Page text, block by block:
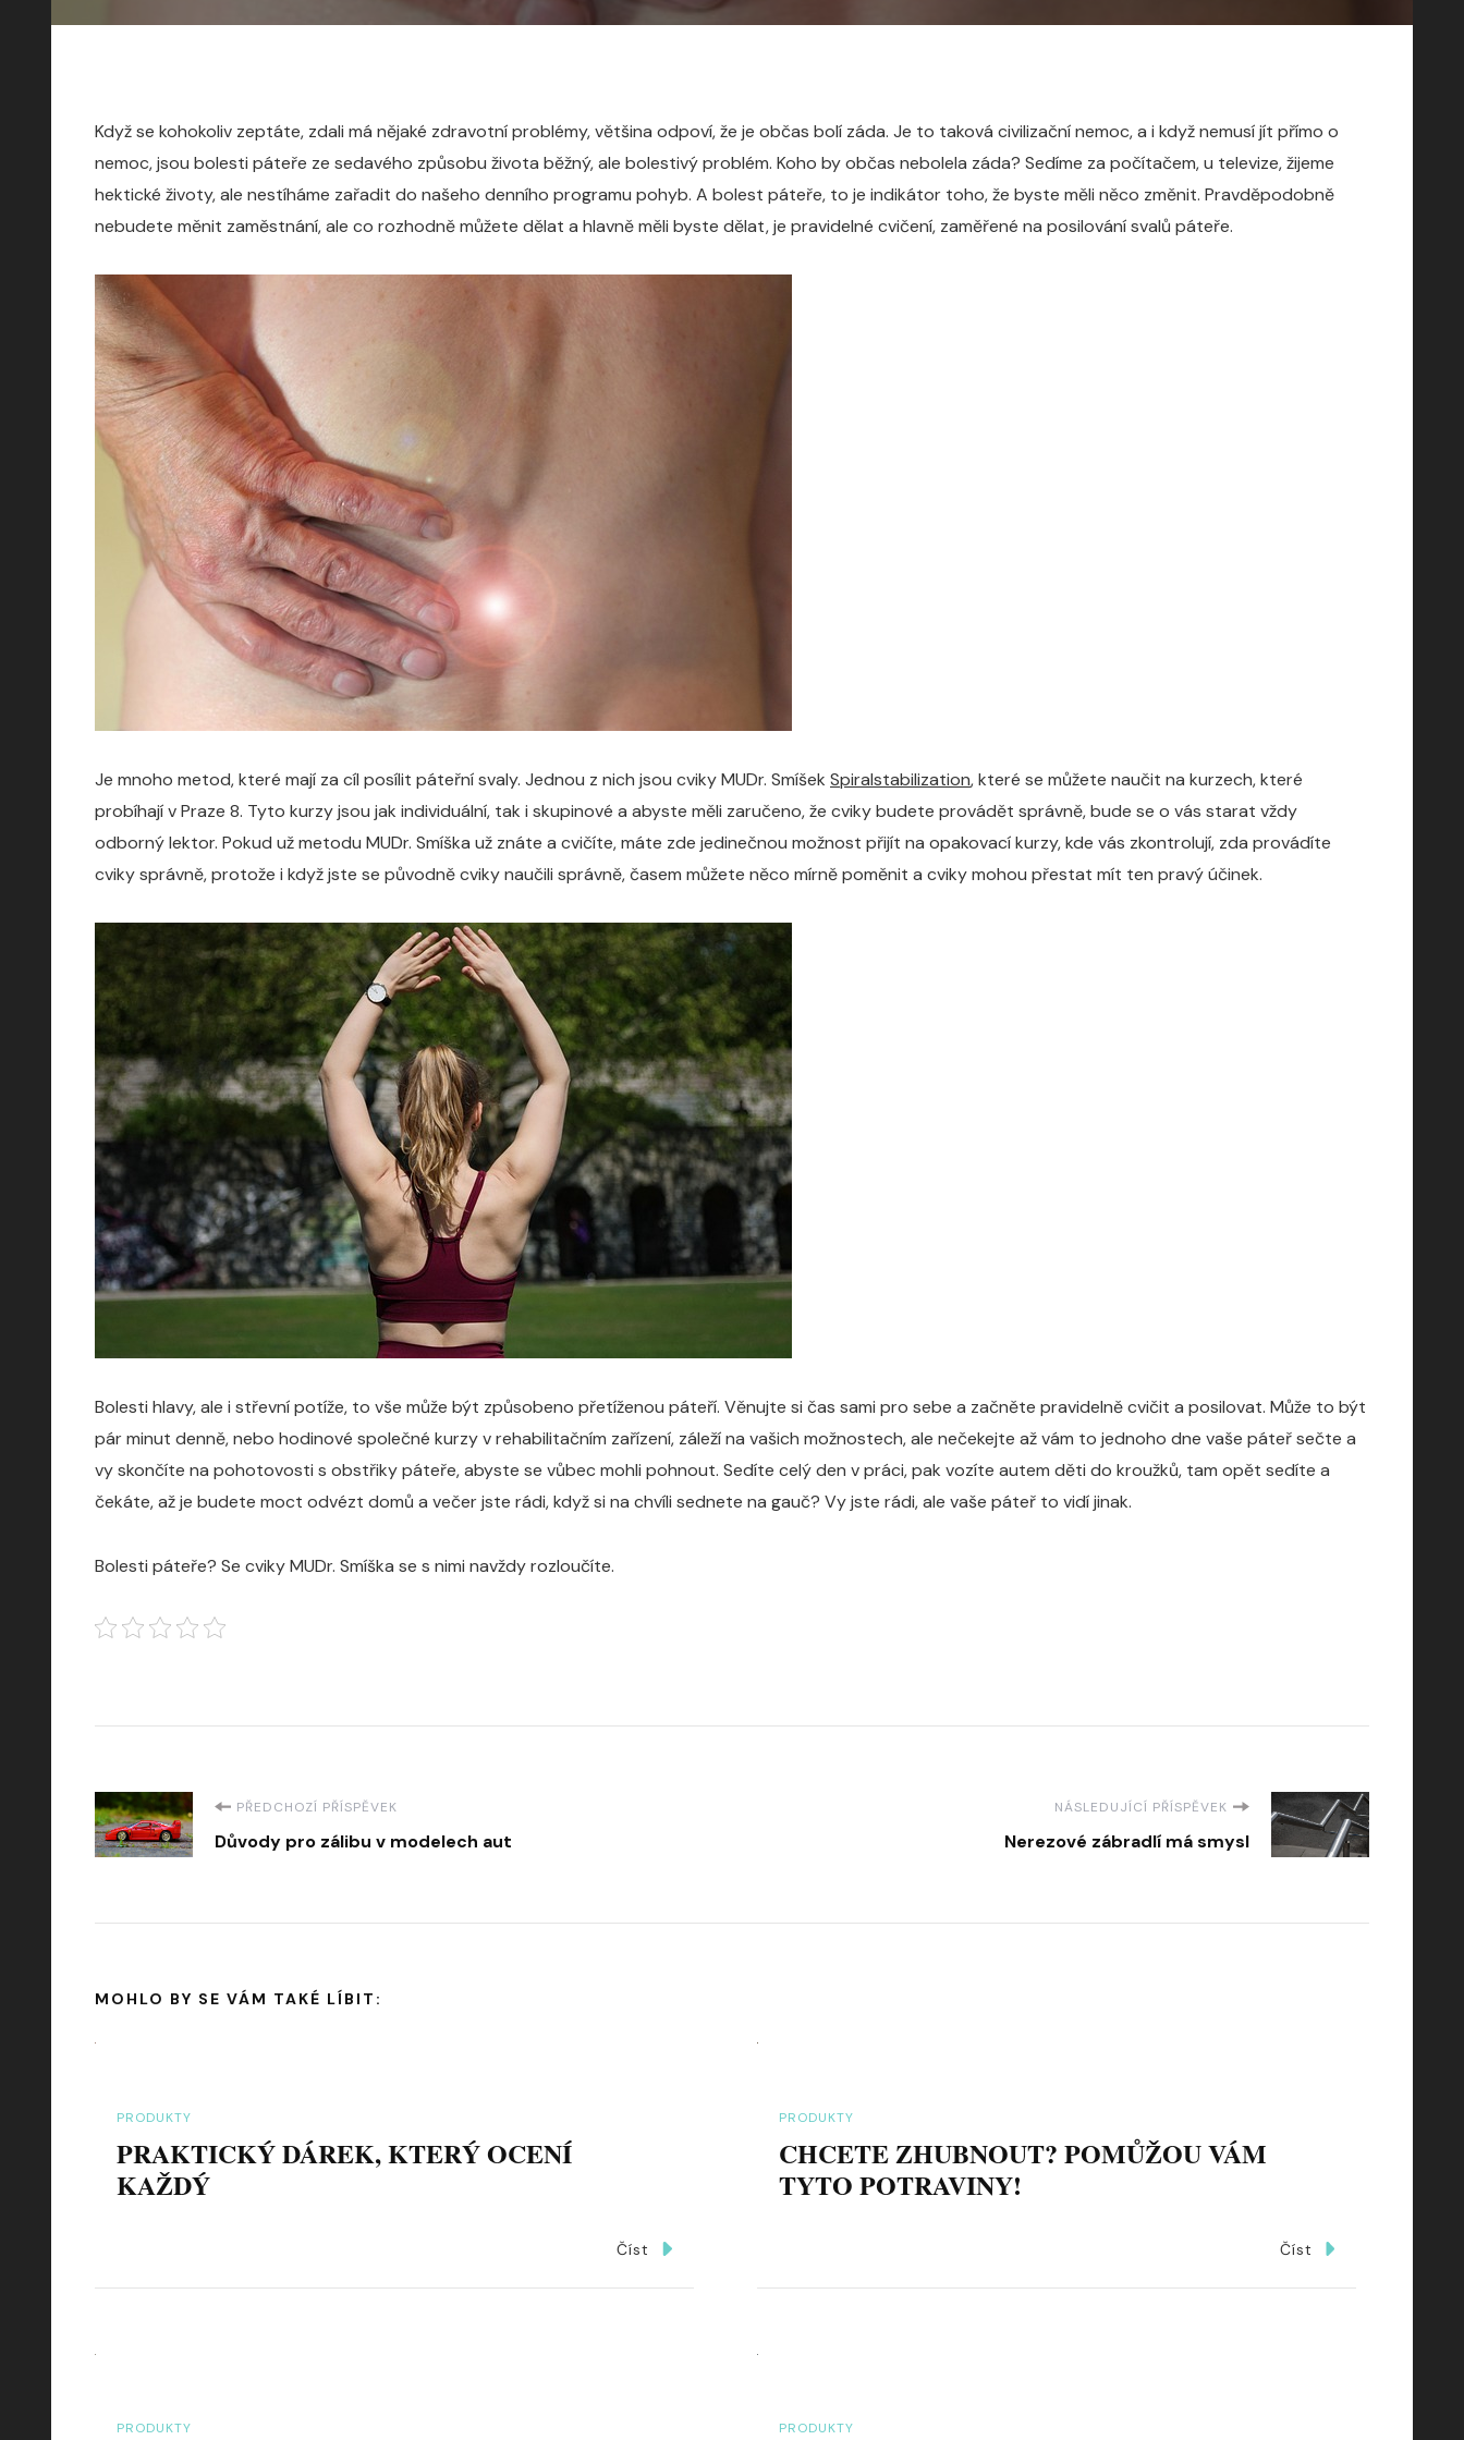
Když se kohokoliv zeptáte, zdali má nějaké zdravotní problémy, většina odpoví, že je občas bolí záda. Je to taková civilizační nemoc, a i když nemusí jít přímo o
nemoc, jsou bolesti páteře ze sedavého způsobu života běžný, ale bolestivý problém. Koho by občas nebolela záda? Sedíme za počítačem, u televize, žijeme
hektické životy, ale nestíháme zařadit do našeho denního programu pohyb. A bolest páteře, to je indikátor toho, že byste měli něco změnit. Pravděpodobně
nebudete měnit zaměstnání, ale co rozhodně můžete dělat a hlavně měli byste dělat, je pravidelné cvičení, zaměřené na posilování svalů páteře.
Je mnoho metod, které mají za cíl posílit páteřní svaly. Jednou z nich jsou cviky MUDr. Smíšek Spiralstabilization, které se můžete naučit na kurzech, které
probíhají v Praze 8. Tyto kurzy jsou jak individuální, tak i skupinové a abyste měli zaručeno, že cviky budete provádět správně, bude se o vás starat vždy
odborný lektor. Pokud už metodu MUDr. Smíška už znáte a cvičíte, máte zde jedinečnou možnost přijít na opakovací kurzy, kde vás zkontrolují, zda provádíte
cviky správně, protože i když jste se původně cviky naučili správně, časem můžete něco mírně poměnit a cviky mohou přestat mít ten pravý účinek.
Bolesti hlavy, ale i střevní potíže, to vše může být způsobeno přetíženou páteří. Věnujte si čas sami pro sebe a začněte pravidelně cvičit a posilovat. Může to být
pár minut denně, nebo hodinové společné kurzy v rehabilitačním zařízení, záleží na vašich možnostech, ale nečekejte až vám to jednoho dne vaše páteř sečte a
vy skončíte na pohotovosti s obstřiky páteře, abyste se vůbec mohli pohnout. Sedíte celý den v práci, pak vozíte autem děti do kroužků, tam opět sedíte a
čekáte, až je budete moct odvézt domů a večer jste rádi, když si na chvíli sednete na gauč? Vy jste rádi, ale vaše páteř to vidí jinak.
Bolesti páteře? Se cviky MUDr. Smíška se s nimi navždy rozloučíte.
Navigace
příspěvku
PŘEDCHOZÍ PŘÍSPĚVEK
Důvody pro zálibu v modelech aut
NÁSLEDUJÍCÍ PŘÍSPĚVEK
Nerezové zábradlí má smysl
MOHLO BY SE VÁM TAKÉ LÍBIT:
PRODUKTY
PRAKTICKÝ DÁREK, KTERÝ OCENÍ
KAŽDÝ
Číst
PRODUKTY
CHCETE ZHUBNOUT? POMŮŽOU VÁM
TYTO POTRAVINY!
Číst
PRODUKTY PRODUKTY